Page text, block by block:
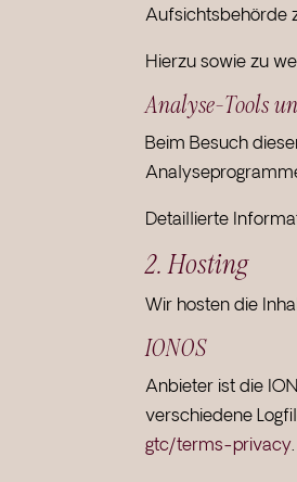
Aufsichtsbehörde
Hierzu sowie zu
Analyse-Tools
Beim Besuch
Detaillierte
2. Hosting
Wir hosten die
IONOS
Anbieter ist die
verschiedene
gtc/terms-privacy.